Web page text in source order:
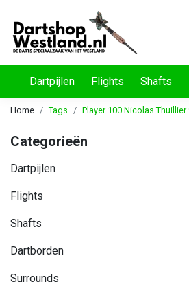
Dartpijlen Flights Shafts
Home Tags Player 100 Nicolas Thuillier
Categorieën
Dartpijlen
Flights
Shafts
Dartborden
Surrounds